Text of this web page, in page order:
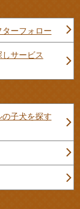
ーフォロー
サービス
の子犬を探す